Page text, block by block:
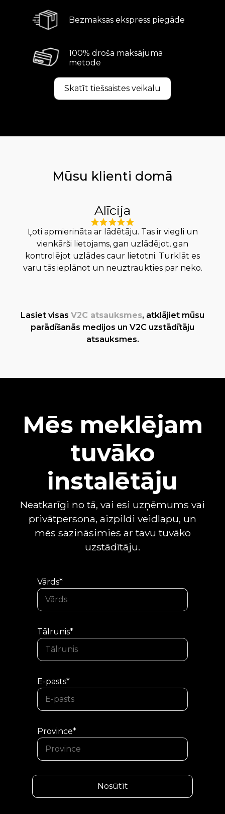
Bezmaksas ekspress piegāde
100% droša maksājuma
metode
Skatīt tiešsaistes veikalu
Mūsu klienti domā
Alīcija
Ļoti apmierināta ar lādētāju. Tas ir viegli un
vienkārši lietojams, gan uzlādējot, gan
kontrolējot uzlādes caur lietotni. Turklāt es
varu tās ieplānot un neuztraukties par neko.
Lasiet visas V2C atsauksmes, atklājiet mūsu
parādīšanās medijos un V2C uzstādītāju
atsauksmes.
Mēs meklējam
tuvāko
instalētāju
Neatkarīgi no tā, vai esi uzņēmums vai
privātpersona, aizpildi veidlapu, un
mēs sazināsimies ar tavu tuvāko
uzstādītāju.
Vārds*
Tālrunis*
E-pasts*
Province*